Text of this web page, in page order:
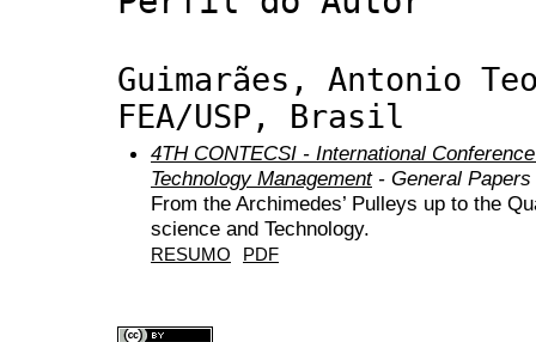
Guimarães, Antonio
FEA/USP, Brasil
4TH CONTECSI - International
Technology Management- General Papers
From the Archimedes’ Pulleys up to the
science and Technology.
RESUMO PDF